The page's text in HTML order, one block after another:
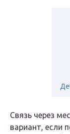
Связь через
вариант, если